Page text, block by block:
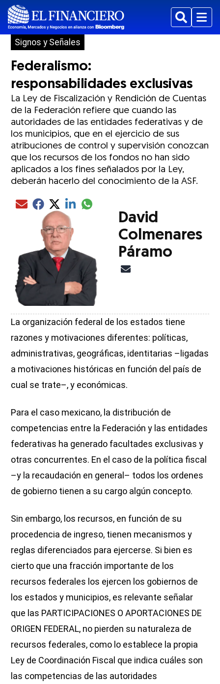
BuscarMenu
Signos y Señales
Federalismo:
responsabilidades exclusivas
La Ley de Fiscalización y Rendición de Cuentas
de la Federación refiere que cuando las
autoridades de las entidades federativas y de
los municipios, que en el ejercicio de sus
atribuciones de control y supervisión conozcan
que los recursos de los fondos no han sido
aplicados a los fines señalados por la Ley,
deberán hacerlo del conocimiento de la ASF.
Compartir el artículo actual mediante Email
Compartir el artículo actual mediante Facebook
Compartir el artículo actual mediante Twitter
Compartir el artículo actual mediante LinkedIn
Compartir el artículo actual mediante
David
Colmenares
Páramo
La organización federal de los estados tiene
razones y motivaciones diferentes: políticas,
administrativas, geográficas, identitarias –ligadas
a motivaciones históricas en función del país de
cual se trate–, y económicas.
Para el caso mexicano, la distribución de
competencias entre la Federación y las entidades
federativas ha generado facultades exclusivas y
otras concurrentes. En el caso de la política fiscal
–y la recaudación en general– todos los ordenes
de gobierno tienen a su cargo algún concepto.
Sin embargo, los recursos, en función de su
procedencia de ingreso, tienen mecanismos y
reglas diferenciados para ejercerse. Si bien es
cierto que una fracción importante de los
recursos federales los ejercen los gobiernos de
los estados y municipios, es relevante señalar
que las PARTICIPACIONES O APORTACIONES DE
ORIGEN FEDERAL, no pierden su naturaleza de
recursos federales, como lo establece la propia
Ley de Coordinación Fiscal que indica cuáles son
las competencias de las autoridades